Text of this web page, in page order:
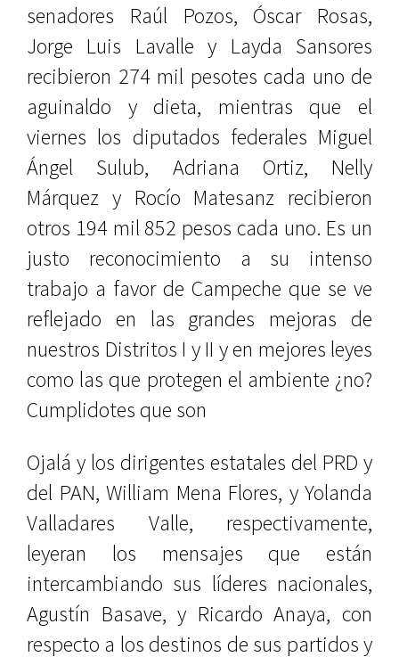
senadores
Raúl Pozos, Óscar Rosas,
Jorge Luis Lavalle y Layda Sansores
recibieron 274 mil pesotes cada uno de
aguinaldo y dieta, mientras que el
viernes los diputados federales Miguel
Ángel Sulub, Adriana Ortiz,
Nelly
Márquez y Rocío Matesanz recibieron
otros 194 mil 852 pesos cada uno. Es un
justo reconocimiento a su intenso
trabajo a favor de Campeche que se ve
reflejado en las grandes mejoras de
nuestros Distritos I y II y en mejores leyes
como las que protegen el ambiente ¿no?
Cumplidotes que son
Ojalá y los dirigentes estatales del PRD y
del PAN, William Mena Flores, y Yolanda
Valladares Valle, respectivamente,
leyeran los mensajes que están
intercambiando sus líderes nacionales,
Agustín Basave, y Ricardo Anaya, con
respecto a los destinos de sus partidos y